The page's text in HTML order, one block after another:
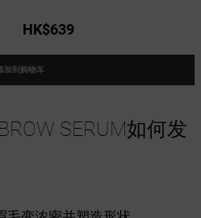
HK$639
加到购物车
SERUM如何发